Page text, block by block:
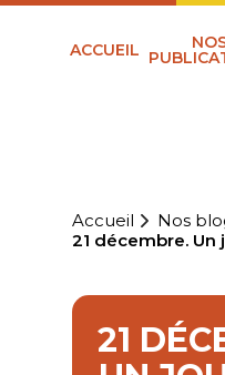
ACCUEIL
Accueil Nos
21 décembre. Un
21